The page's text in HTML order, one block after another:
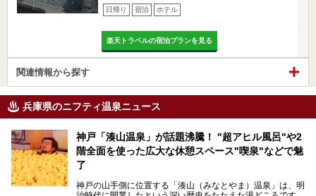
日帰り 宿泊 ホテル
楽天トラベルの宿泊プランを見る
関連情報から探す
兵庫県のニフティ温泉ニュース
神戸「湊山温泉」が話題沸騰！ "超アヒル風呂"や2
階全面を使った広大な休憩スペース"喫泉"などで魅
了
神戸の山手側に位置する「湊山（みなとやま）温泉」は、明